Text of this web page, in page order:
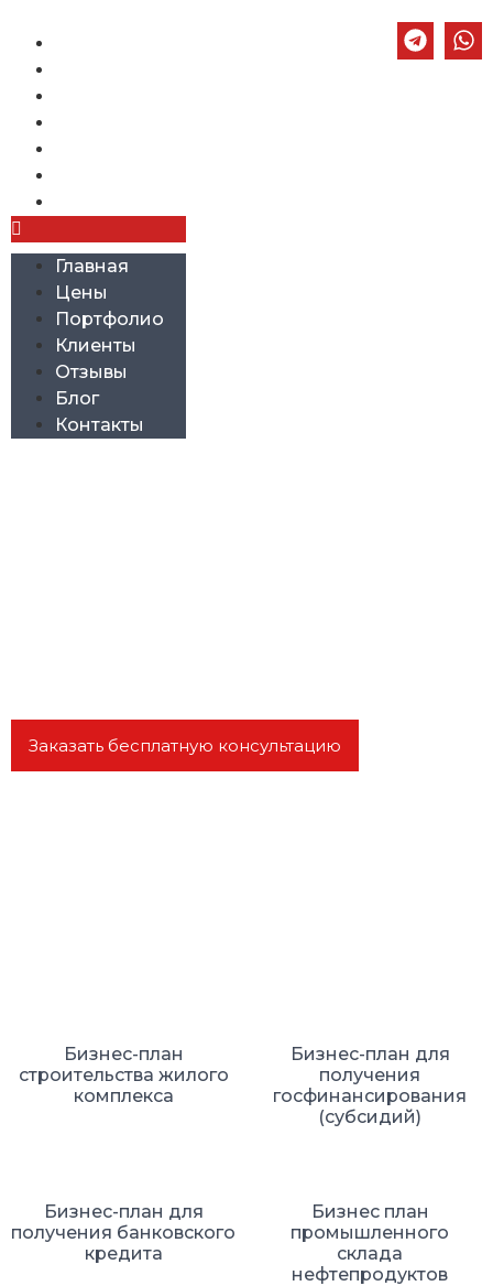
Главная
Цены
Портфолио
Клиенты
Отзывы
Блог
Контакты
Заказать бесплатную консультацию
Бизнес-план
строительства жилого
комплекса
Бизнес-план для
получения
госфинансирования
(субсидий)
Бизнес-план для
получения банковского
кредита
Бизнес план
промышленного
склада
нефтепродуктов